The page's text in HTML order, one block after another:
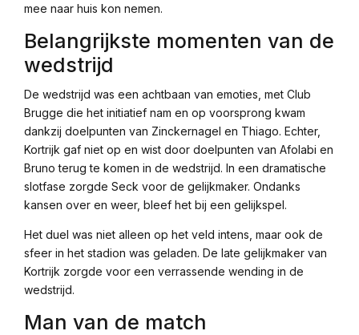
mee naar huis kon nemen.
Belangrijkste momenten van de
wedstrijd
De wedstrijd was een achtbaan van emoties, met Club
Brugge die het initiatief nam en op voorsprong kwam
dankzij doelpunten van Zinckernagel en Thiago. Echter,
Kortrijk gaf niet op en wist door doelpunten van Afolabi en
Bruno terug te komen in de wedstrijd. In een dramatische
slotfase zorgde Seck voor de gelijkmaker. Ondanks
kansen over en weer, bleef het bij een gelijkspel.
Het duel was niet alleen op het veld intens, maar ook de
sfeer in het stadion was geladen. De late gelijkmaker van
Kortrijk zorgde voor een verrassende wending in de
wedstrijd.
Man van de match